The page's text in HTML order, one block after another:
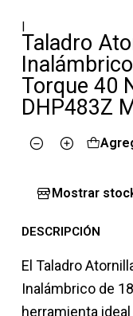
|
Taladro
Torque 40
DHP483Z
Cantidad
Mostrar
DESCRIPCIÓN
El Taladro
Inalámbrico de
herramienta